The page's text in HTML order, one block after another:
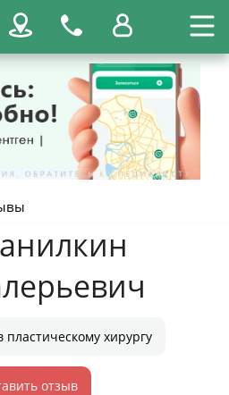
пластическому хирургу
отзыв